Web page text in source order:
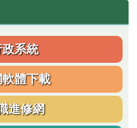
系統
體下載
進修網